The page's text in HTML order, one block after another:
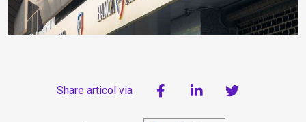
Share articol via